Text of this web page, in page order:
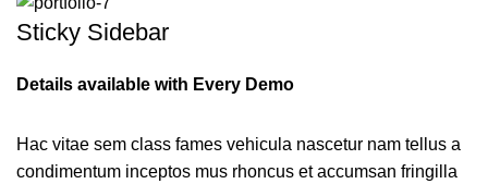
Sticky Sidebar
Details available with Every Demo
Hac vitae sem class fames vehicula nascetur nam tellus a
condimentum inceptos mus rhoncus et accumsan fringilla